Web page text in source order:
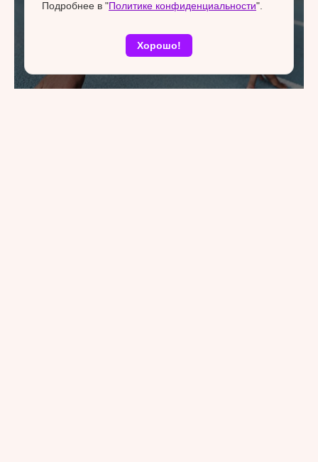
Подробнее в "Политике конфиденциальности".
Хорошо!